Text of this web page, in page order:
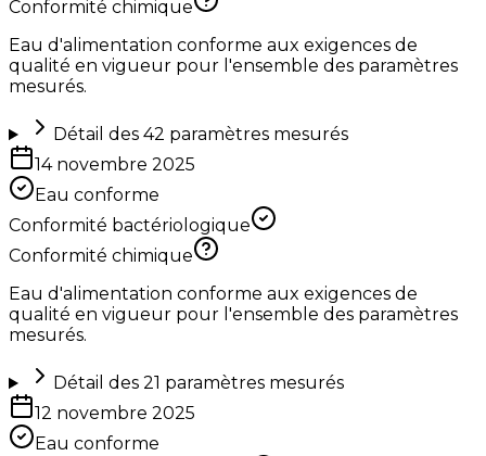
Conformité chimique
Eau d'alimentation conforme aux exigences de
qualité en vigueur pour l'ensemble des paramètres
mesurés.
Détail des 42 paramètres mesurés
14 novembre 2025
Eau conforme
Conformité bactériologique
Conformité chimique
Eau d'alimentation conforme aux exigences de
qualité en vigueur pour l'ensemble des paramètres
mesurés.
Détail des 21 paramètres mesurés
12 novembre 2025
Eau conforme